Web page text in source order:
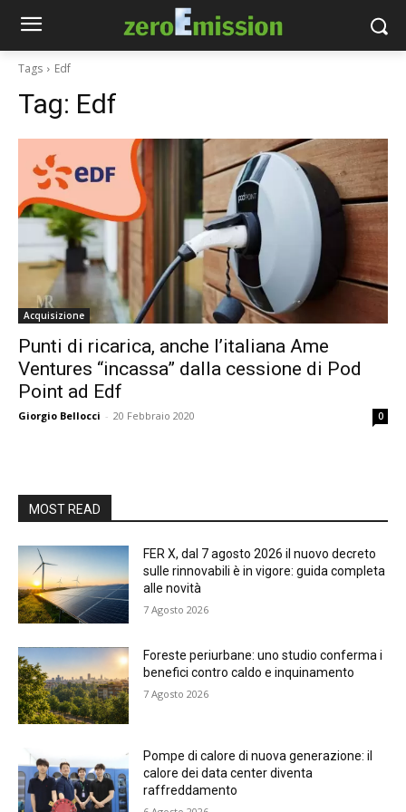
Tags Edf
Tag: Edf
Acquisizione
Punti di ricarica, anche l’italiana Ame
Ventures “incassa” dalla cessione di Pod
Point ad Edf
Giorgio Bellocci - 20 Febbraio 2020 0
MOST READ
FER X, dal 7 agosto 2026 il nuovo decreto
sulle rinnovabili è in vigore: guida completa
alle novità
7 Agosto 2026
Foreste periurbane: uno studio conferma i
benefici contro caldo e inquinamento
7 Agosto 2026
Pompe di calore di nuova generazione: il
calore dei data center diventa
raffreddamento